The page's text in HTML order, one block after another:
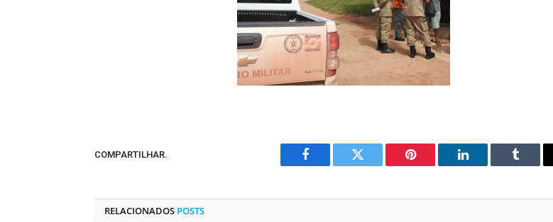
COMPARTILHAR.
Facebook Twitter Pinterest
O
Tumblr
RELACIONADOS POSTS